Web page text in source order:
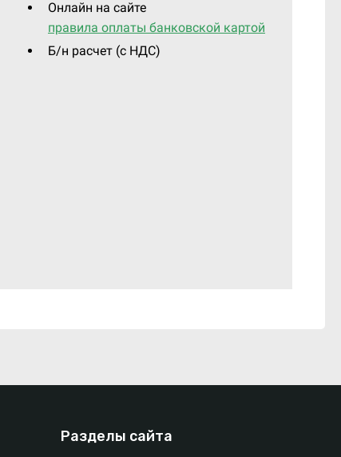
Онлайн на сайте
правила оплаты банковской картой
Б/н расчет (c НДС)
Разделы сайта